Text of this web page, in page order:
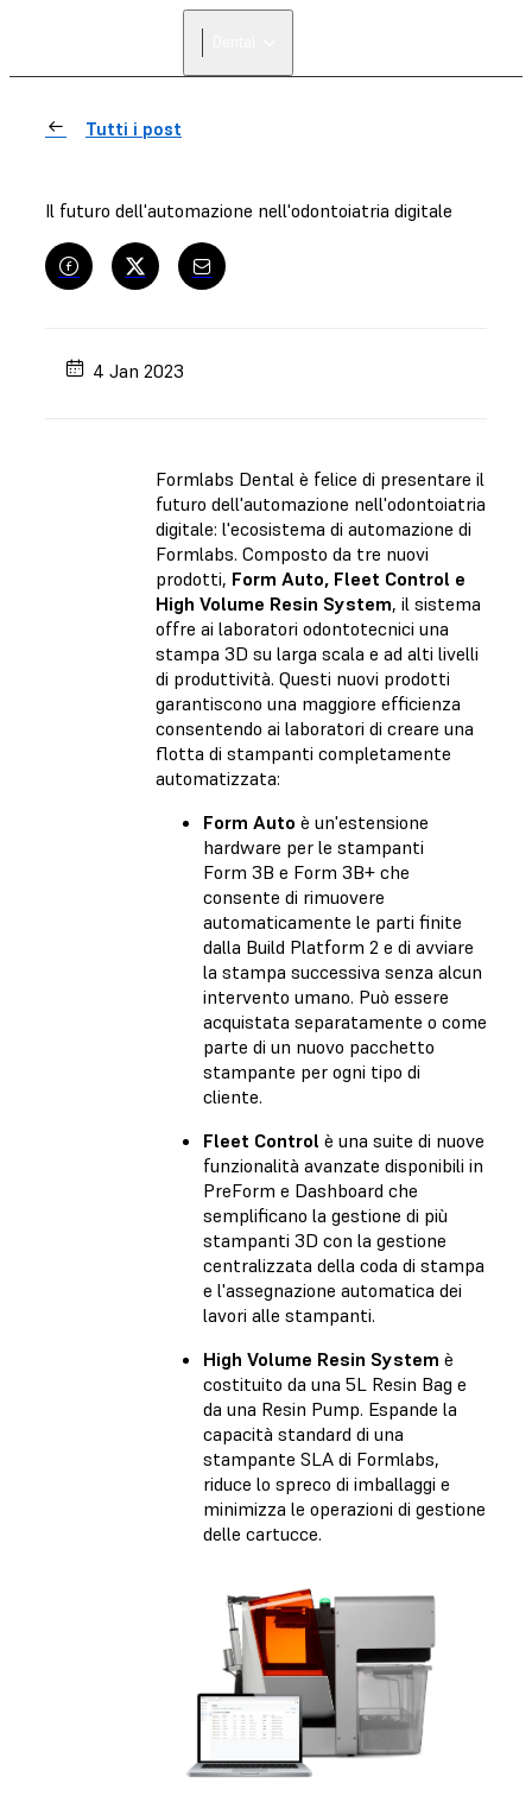
Tutti i post
Il futuro dell'automazione nell'odontoiatria digitale
4 Jan 2023
Formlabs Dental è felice di presentare il
futuro dell'automazione nell'odontoiatria
digitale: l'ecosistema di automazione di
Formlabs. Composto da tre nuovi
prodotti, Form Auto, Fleet Control e
High Volume Resin System, il sistema
offre ai laboratori odontotecnici una
stampa 3D su larga scala e ad alti livelli
di produttività. Questi nuovi prodotti
garantiscono una maggiore efficienza
consentendo ai laboratori di creare una
flotta di stampanti completamente
automatizzata:
Form Auto è un'estensione
hardware per le stampanti
Form 3B e Form 3B+ che
consente di rimuovere
automaticamente le parti finite
dalla Build Platform 2 e di avviare
la stampa successiva senza alcun
intervento umano. Può essere
acquistata separatamente o come
parte di un nuovo pacchetto
stampante per ogni tipo di
cliente.
Fleet Control è una suite di nuove
funzionalità avanzate disponibili in
PreForm e Dashboard che
semplificano la gestione di più
stampanti 3D con la gestione
centralizzata della coda di stampa
e l'assegnazione automatica dei
lavori alle stampanti.
High Volume Resin System è
costituito da una 5L Resin Bag e
da una Resin Pump. Espande la
capacità standard di una
stampante SLA di Formlabs,
riduce lo spreco di imballaggi e
minimizza le operazioni di gestione
delle cartucce.